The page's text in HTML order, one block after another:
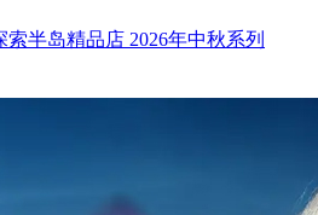
半岛精品店 2026年中秋系列